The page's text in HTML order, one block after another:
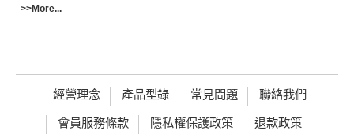
>>More...
經營理念 產品型錄 常見問題 聯絡我們
會員服務條款 隱私權保護政策 退款政策